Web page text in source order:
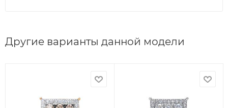
Другие варианты данной модели